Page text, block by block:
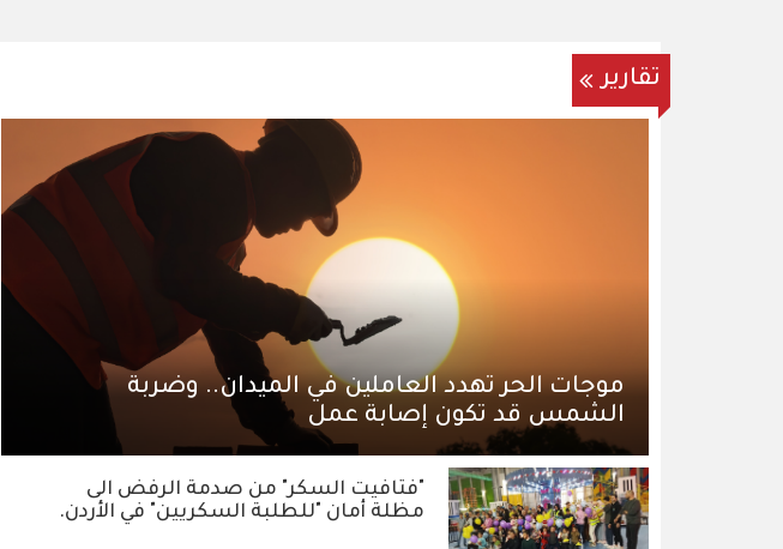
تقارير
موجات الحر تهدد العاملين في الميدان.. وضربة
الشمس قد تكون إصابة عمل
"فتافيت السكر" من صدمة الرفض الى
مظلة أمان "للطلبة السكريين" في الأردن.